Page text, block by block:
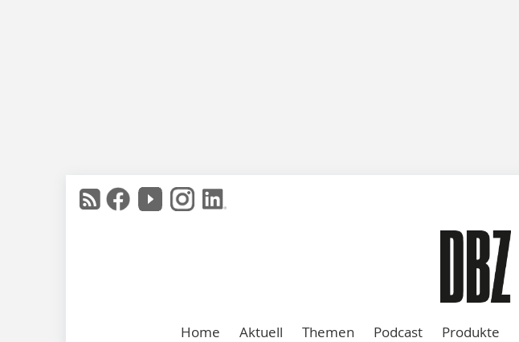
Home Aktuell Themen Podcast Produkte